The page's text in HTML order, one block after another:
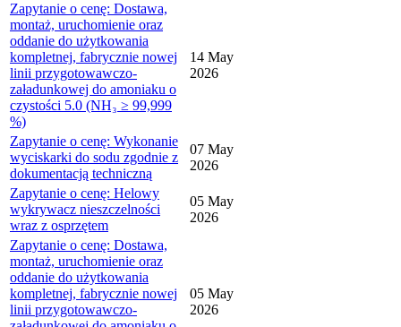
Zapytanie o cenę: Dostawa,
montaż, uruchomienie oraz
oddanie do użytkowania
kompletnej, fabrycznie nowej
linii przygotowawczo-
załadunkowej do amoniaku o
czystości 5.0 (NH₃ ≥ 99,999
%)
14 May
2026
Zapytanie o cenę: Wykonanie
wyciskarki do sodu zgodnie z
dokumentacją techniczną
07 May
2026
Zapytanie o cenę: Helowy
wykrywacz nieszczelności
wraz z osprzętem
05 May
2026
Zapytanie o cenę: Dostawa,
montaż, uruchomienie oraz
oddanie do użytkowania
kompletnej, fabrycznie nowej
linii przygotowawczo-
05 May
2026